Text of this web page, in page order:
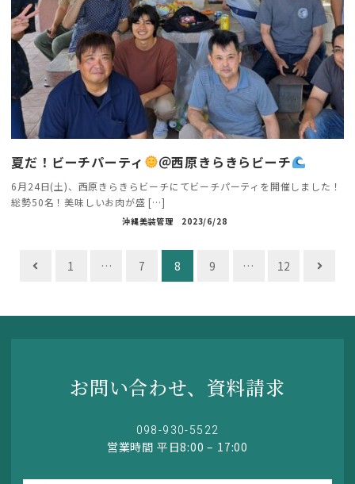
夏だ！ビーチパーティ ＠西原きらきらビーチ
6月24日(土)、西原きらきらビーチにてビーチパーティを開催しました！
総勢50名！美味しいお肉が盛 […]
沖縄美装管理 2023/6/28
ナ
1 … 7 8 9 … 12
お問い合わせ、資料請求
098-930-5522
営業時間 平日8:00 – 17:00